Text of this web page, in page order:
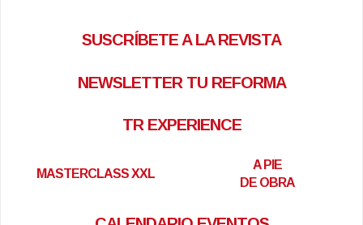
SUSCRÍBETE A LA REVISTA
NEWSLETTER TU REFORMA
TR EXPERIENCE
MASTERCLASS XXL
A PIE
DE OBRA